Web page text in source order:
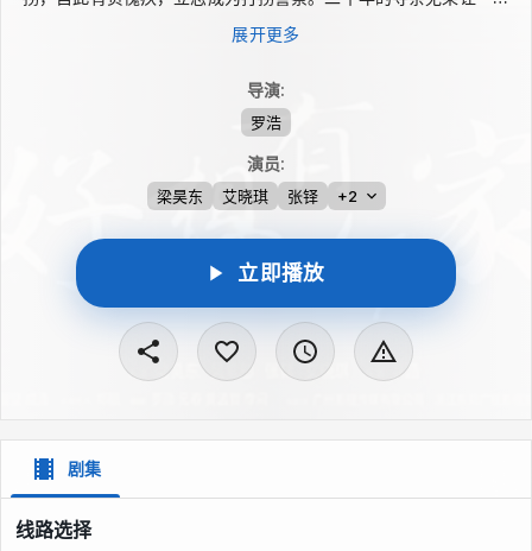
人饱受折磨，她与医生娄群的感情也陷入压抑。神秘女孩华萝出现
后，崔世心察觉她与人贩有关，并一路追查到“鬼爷”邓广天的拐卖
为摧毁团伙的关键。
展开更多
导演:
罗浩
演员:
梁昊东 艾晓琪 张铎 +2
立即播放
剧集
线路选择